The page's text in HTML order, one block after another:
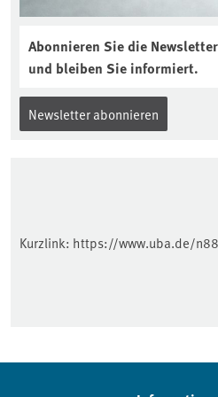
Abonnieren Sie die
und bleiben Sie informiert.
Newsletter abonnieren
Kurzlink: https://www.uba.de/